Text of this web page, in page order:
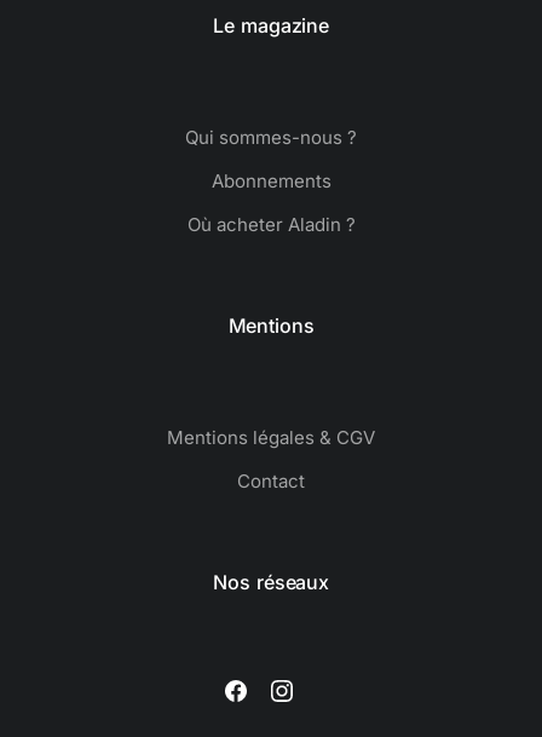
Le magazine
Qui sommes-nous ?
Abonnements
Où acheter Aladin ?
Mentions
Mentions légales & CGV
Contact
Nos réseaux